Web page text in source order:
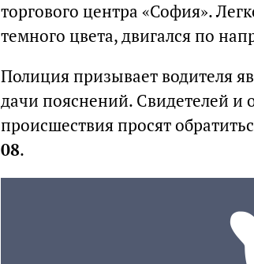
торгового центра «София».
темного цвета, двигался по
Полиция призывает водителя
дачи пояснений. Свидетелей и
происшествия просят
08.